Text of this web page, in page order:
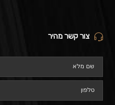
צור קשר מהיר